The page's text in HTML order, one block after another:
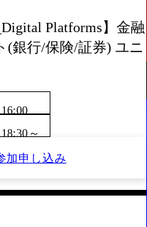
Platforms】金融
(銀行/保険/証券) ユニ
～
加申し込み